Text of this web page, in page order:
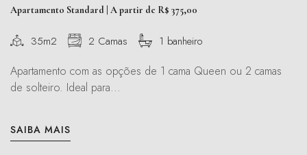
Apartamento Standard | A partir de R$ 375,00
35m2 2 Camas 1 banheiro
Apartamento com as opções de 1 cama Queen ou 2 camas
de solteiro. Ideal para...
SAIBA MAIS